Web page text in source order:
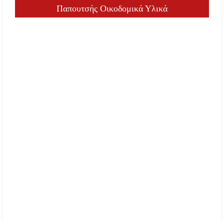
Παπουτσής Οικοδομικά Υλικά